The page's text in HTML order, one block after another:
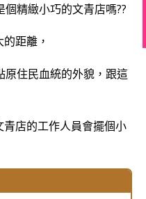
精緻小巧的文青店嗎??
距離，
原住民血統的外貌，跟這
店的工作人員會擺個小